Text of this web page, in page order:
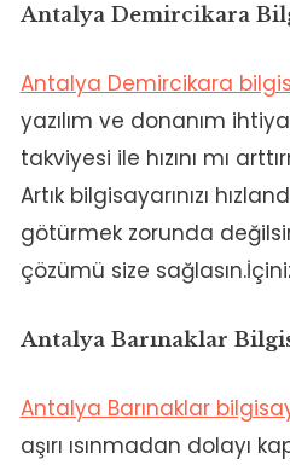
Antalya Demircikara
Antalya Demircikara
yazılım ve donanım
takviyesi ile hızını mı
Artık bilgisayarınızı
götürmek zorunda
çözümü size
Antalya Barınaklar
Antalya Barınaklar
aşırı ısınmadan dolayı